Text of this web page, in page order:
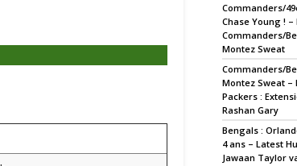
Commanders/
Chase Young !
Commanders/
Montez Sweat
Commanders/
Montez Sweat –
Packers :
Rashan Gary
Bengals :
4 ans – Latest
Jawaan Taylor